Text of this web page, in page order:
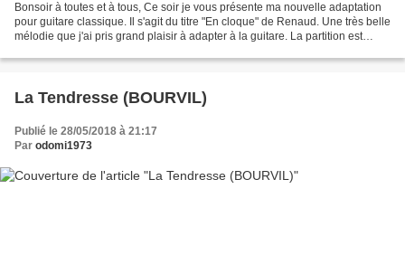
Bonsoir à toutes et à tous, Ce soir je vous présente ma nouvelle adaptation
pour guitare classique. Il s'agit du titre "En cloque" de Renaud. Une très belle
mélodie que j'ai pris grand plaisir à adapter à la guitare. La partition est
La Tendresse (BOURVIL)
Publié le 28/05/2018 à 21:17
Par odomi1973